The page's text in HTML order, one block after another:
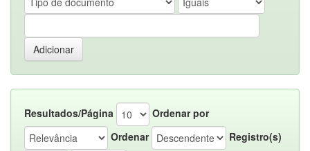
Resultados/Página
Ordenar por
Ordenar
Registro(s)